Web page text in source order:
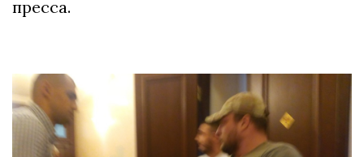
пресса.